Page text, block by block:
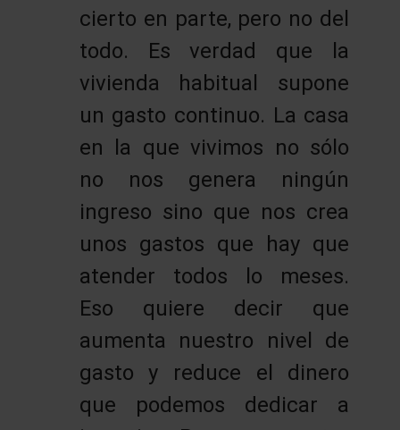
cierto en parte, pero no del
todo. Es verdad que la
vivienda habitual supone
un gasto continuo. La casa
en la que vivimos no sólo
no nos genera ningún
ingreso sino que nos crea
unos gastos que hay que
atender todos lo meses.
Eso quiere decir que
aumenta nuestro nivel de
gasto y reduce el dinero
que podemos dedicar a